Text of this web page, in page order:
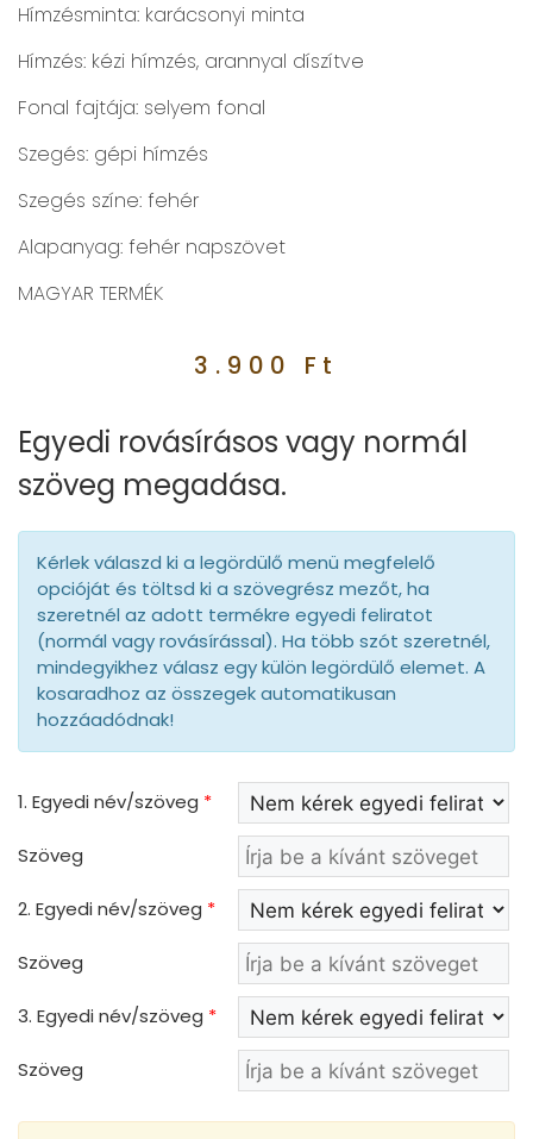
Hímzésminta: karácsonyi minta
Hímzés: kézi hímzés, arannyal díszítve
Fonal fajtája: selyem fonal
Szegés: gépi hímzés
Szegés színe: fehér
Alapanyag: fehér napszövet
MAGYAR TERMÉK
3.900 Ft
Egyedi rovásírásos vagy normál
szöveg megadása.
Kérlek válaszd ki a legördülő menü megfelelő
opcióját és töltsd ki a szövegrész mezőt, ha
szeretnél az adott termékre egyedi feliratot
(normál vagy rovásírással). Ha több szót szeretnél,
mindegyikhez válasz egy külön legördülő elemet. A
kosaradhoz az összegek automatikusan
hozzáadódnak!
1. Egyedi név/szöveg *
Szöveg
2. Egyedi név/szöveg *
Szöveg
3. Egyedi név/szöveg *
Szöveg